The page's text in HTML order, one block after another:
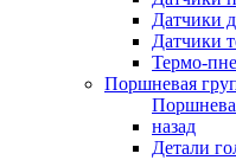
Датчики
Датчики
Термо-
Поршневая
назад
Детали